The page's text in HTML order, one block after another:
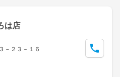
は店
－２３－１６